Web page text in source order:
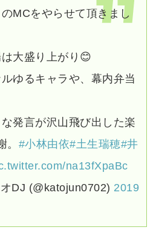
MCをやらせて頂きまし
大盛り上がり😊
ゆるキャラや、幕内弁当
発言が沢山飛び出した楽
#小林由依#土生瑞穂#井
na13fXpaBc
DJ (@katojun0702) 2019